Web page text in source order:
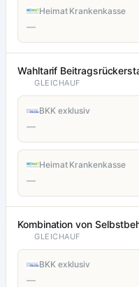
Heimat Krankenkasse
—
Wahltarif
GLEICHAUF
BKK exklusiv
—
Heimat Krankenkasse
—
Kombination von
GLEICHAUF
BKK exklusiv
—